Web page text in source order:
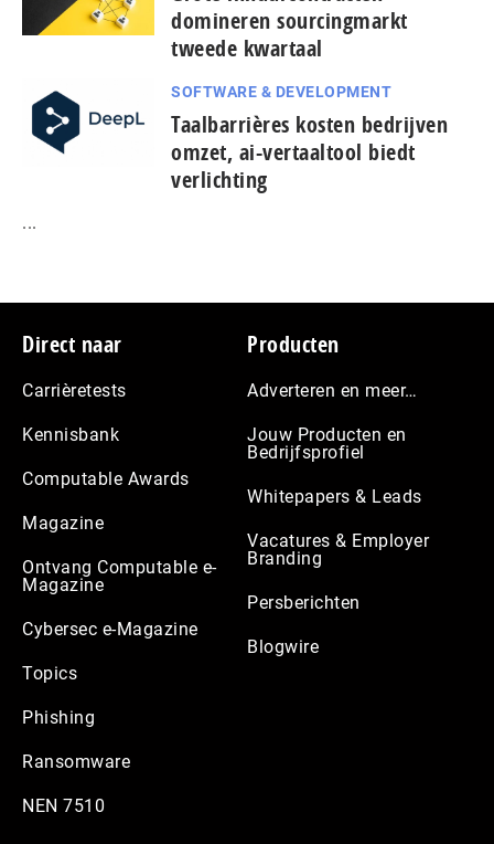
domineren sourcingmarkt
tweede kwartaal
SOFTWARE & DEVELOPMENT
Taal­bar­ri­è­res kosten bedrijven
omzet, ai-vertaaltool biedt
verlichting
...
Footer
Direct naar
Carrièretests
Kennisbank
Computable Awards
Magazine
Ontvang Computable e-
Magazine
Cybersec e-Magazine
Topics
Phishing
Ransomware
NEN 7510
Producten
Adverteren en meer…
Jouw Producten en
Bedrijfsprofiel
Whitepapers & Leads
Vacatures & Employer
Branding
Persberichten
Blogwire